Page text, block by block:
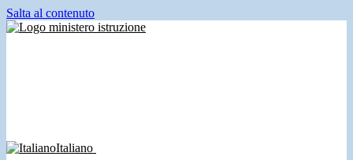
Salta al contenuto
Italiano